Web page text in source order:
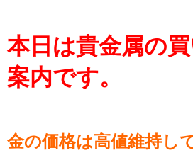
本日は貴金属の
案内です。
金の価格は高値維持し